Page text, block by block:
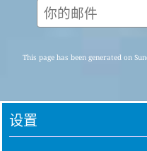
This page has been generated on
设置